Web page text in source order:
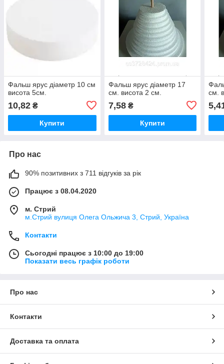
Фальш ярус діаметр 10 см
висота 5см.
10,82 ₴
Купити
Фальш ярус діаметр 17
см. висота 2 см.
7,58₴
Купити
см.
Про нас
90% позитивних з 711 відгуків за рік
Працює з 08.04.2020
м. Стрий
м.Стрий вулиця Олега Ольжича 3, Стрий, Україна
Контакти
Сьогодні працює з 10:00 до 19:00
Показати весь графік роботи
Про нас
Контакти
Доставка та оплата